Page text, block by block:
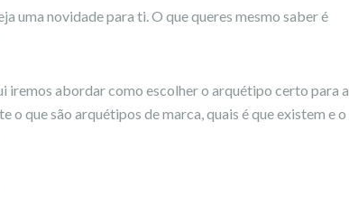
uma novidade para ti. O que queres mesmo saber é
iremos abordar como escolher o arquétipo certo para a
o que são arquétipos de marca, quais é que existem e o